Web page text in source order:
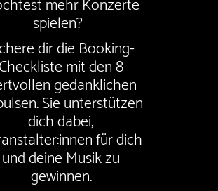
mehr Konzerte
spielen?
dir die Booking-
Checkliste mit den 8
gedanklichen
Sie unterstützen
dich dabei,
für dich
und deine Musik zu
gewinnen.